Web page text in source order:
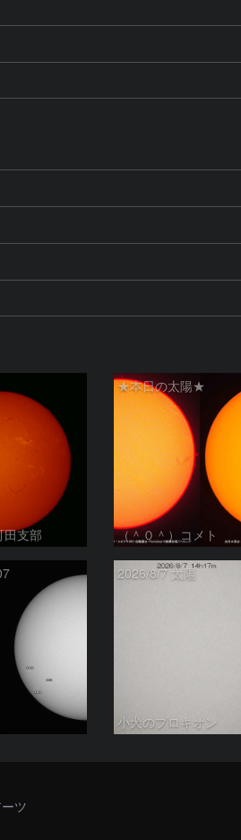
田支部
★本日の太陽★
（＾０＾）コメト
2026/8/7 太陽
小犬のプロキオン
ツ